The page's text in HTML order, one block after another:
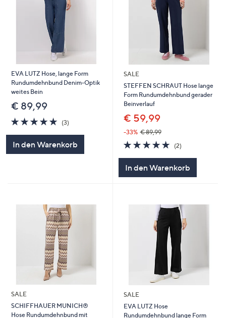
EVA LUTZ Hose, lange Form
Rundumdehnbund Denim-Optik
weites Bein
€ 89,99
5.0
von
(3)3
In den Warenkorb
SALE
STEFFEN SCHRAUT Hose lange
Form Rundumdehnbund gerader
Beinverlauf
€ 59,99
-33% € 89,99
5.0
von
(2)2
In den Warenkorb
SALE
SCHIFFHAUER MUNICH®
Hose Rundumdehnbund mit
SALE
EVA LUTZ Hose
Rundumdehnbund lange Form